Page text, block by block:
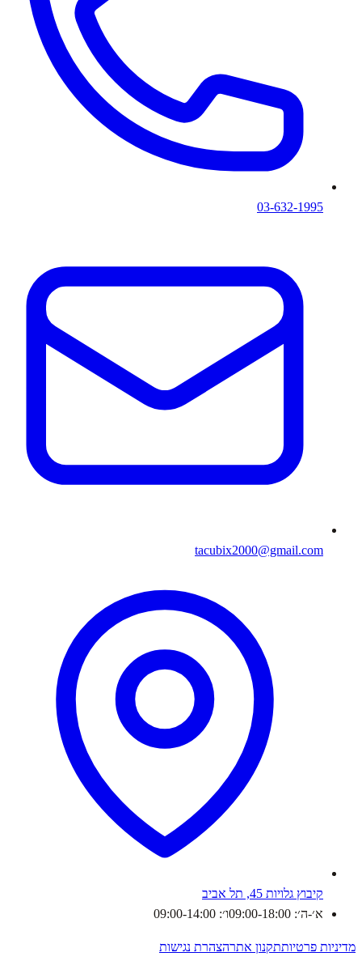
03-632-1995
tacubix2000@gmail.com
קיבוץ גלויות 45, תל אביב
א׳-ה׳: 09:00-18:00
ו׳: 09:00-14:00
מדיניות פרטיותתקנון אתרהצהרת נגישות